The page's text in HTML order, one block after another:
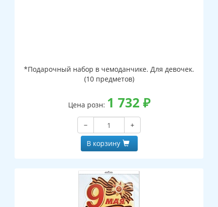
*Подарочный набор в чемоданчике. Для девочек.
(10 предметов)
Цена розн: 1 732 ₽
−
+
В корзину